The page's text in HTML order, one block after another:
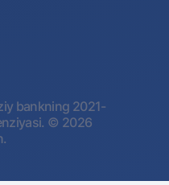
bankning 2021-
© 2026